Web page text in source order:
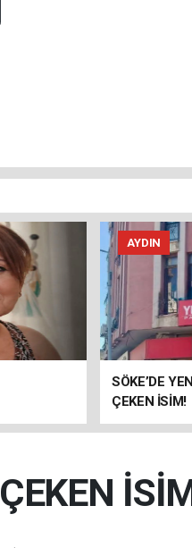
AYDIN
SÖKE’DE
ÇEKEN İSİM!